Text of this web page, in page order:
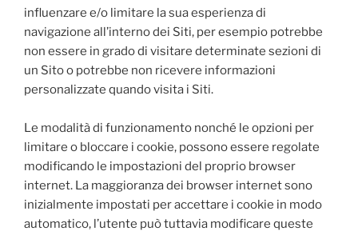
influenzare e/o limitare la sua esperienza di
navigazione all’interno dei Siti, per esempio potrebbe
non essere in grado di visitare determinate sezioni di
un Sito o potrebbe non ricevere informazioni
personalizzate quando visita i Siti.
Le modalità di funzionamento nonché le opzioni per
limitare o bloccare i cookie, possono essere regolate
modificando le impostazioni del proprio browser
internet. La maggioranza dei browser internet sono
inizialmente impostati per accettare i cookie in modo
automatico, l’utente può tuttavia modificare queste